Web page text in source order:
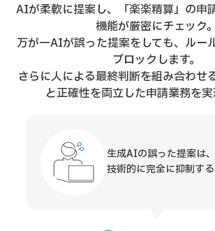
AIが柔軟に提案し、「楽楽精算」の申
機能が厳密にチェック。
万が一AIが誤った提案をしても、ルー
ブロックします。
さらに人による最終判断を組み合わせ
と正確性を両立した申請業務を実
生成AIの誤った提案は、
技術的に完全に抑制す